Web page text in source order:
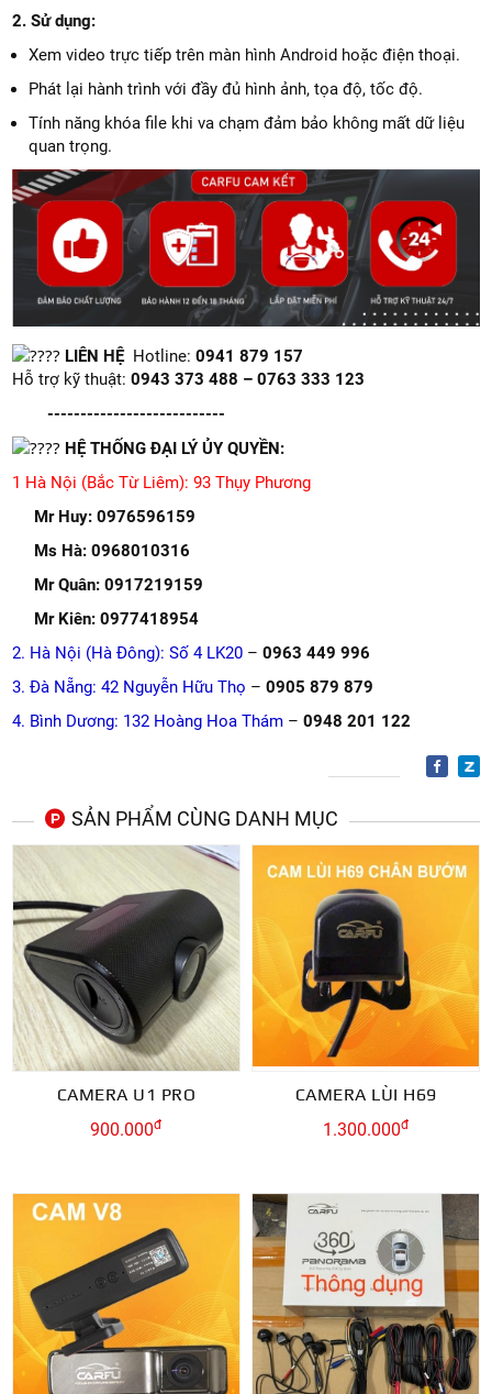
2. Sử dụng:
Xem video trực tiếp trên màn hình Android hoặc điện thoại.
Phát lại hành trình với đầy đủ hình ảnh, tọa độ, tốc độ.
Tính năng khóa file khi va chạm đảm bảo không mất dữ liệu
quan trọng.
LIÊN HỆ Hotline:0941 879 157
Hỗ trợ kỹ thuật:0943 373 488 – 0763 333 123
---------------------------
HỆ THỐNG ĐẠI LÝ ỦY QUYỀN:
1 Hà Nội (Bắc Từ Liêm): 93 Thụy Phương
Mr Huy: 0976596159
Ms Hà: 0968010316
Mr Quân: 0917219159
Mr Kiên: 0977418954
2. Hà Nội (Hà Đông): Số 4 LK20 –0963 449 996
3. Đà Nẵng: 42 Nguyễn Hữu Thọ –0905 879 879
4. Bình Dương: 132 Hoàng Hoa Thám –0948 201 122
SẢN PHẨM CÙNG DANH MỤC
CAMERA U1 PRO
900.000đ
CAMERA LÙI H69
1.300.000đ